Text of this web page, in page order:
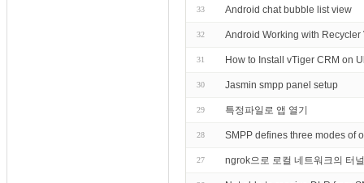
33 Android chat bubble list view
32 Android Working with Recycler
31 How to Install vTiger CRM on
30 Jasmin smpp panel setup
29 특정파일로 앱 열기
28 SMPP defines three modes of
27 ngrok으로 로컬 네트워크의 터